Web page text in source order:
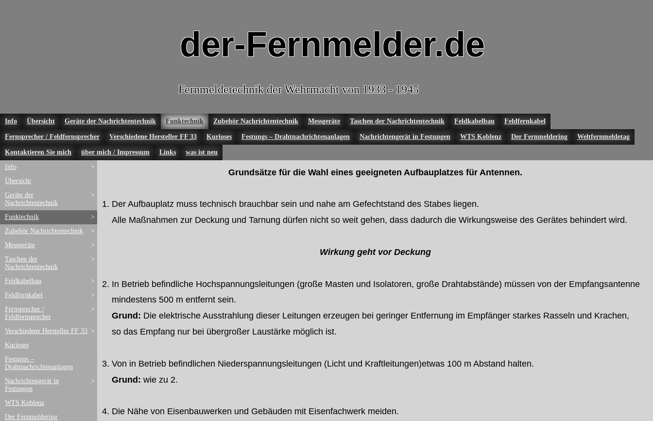
der-Fernmelder.de
Fernmeldetechnik der Wehrmacht von 1933 - 1945
Info Übersicht Geräte der Nachrichtentechnik Funktechnik Zubehör Nachrichtentechnik Messgeräte Taschen der Nachrichtentechnik Feldkabelbau Feldfernkabel
Fernsprecher / Feldfernsprecher Verschiedene Hersteller FF 33 Kurioses Festungs – Drahtnachrichtenanlagen Nachrichtengerät in Festungen WTS Koblenz Der Fernmeldering Weltfernmeldetag
Kontaktieren Sie mich über mich / Impressum Links
was ist neu
>
Info
Übersicht
>
Geräte der
Nachrichtentechnik
>
Funktechnik
>
Zubehör Nachrichtentechnik
>
Messgeräte
>
Taschen der
Nachrichtentechnik
>
Feldkabelbau
>
Feldfernkabel
>
Fernsprecher /
Feldfernsprecher
>
Verschiedene Hersteller FF 33
Kurioses
Festungs –
Drahtnachrichtenanlagen
>
Nachrichtengerät in
Festungen
WTS Koblenz
Der Fernmeldering
Grundsätze für die Wahl eines geeigneten Aufbauplatzes für Antennen.
1. Der Aufbauplatz muss technisch brauchbar sein und nahe am Gefechtstand des Stabes liegen.
Alle Maßnahmen zur Deckung und Tarnung dürfen nicht so weit gehen, dass dadurch die Wirkungsweise des Gerätes behindert wird.
Wirkung geht vor Deckung
2. In Betrieb befindliche Hochspannungsleitungen (große Masten und Isolatoren, große Drahtabstände) müssen von der Empfangsantenne
mindestens 500 m entfernt sein.
Grund: Die elektrische Ausstrahlung dieser Leitungen erzeugen bei geringer Entfernung im Empfänger starkes Rasseln und Krachen,
so das Empfang nur bei übergroßer Laustärke möglich ist.
3. Von in Betrieb befindlichen Niederspannungsleitungen (Licht und Kraftleitungen)etwas 100 m Abstand halten.
Grund: wie zu 2.
4. Die Nähe von Eisenbauwerken und Gebäuden mit Eisenfachwerk meiden.